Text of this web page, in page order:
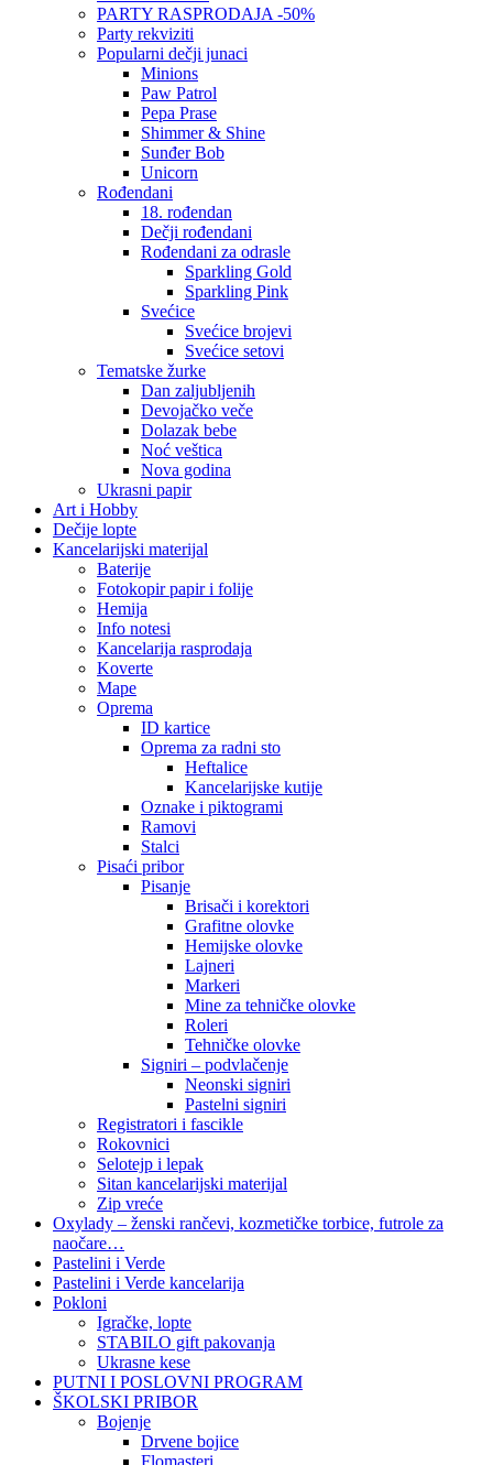
PARTY RASPRODAJA -50%
Party rekviziti
Popularni dečji junaci
Minions
Paw Patrol
Pepa Prase
Shimmer & Shine
Sunđer Bob
Unicorn
Rođendani
18. rođendan
Dečji rođendani
Rođendani za odrasle
Sparkling Gold
Sparkling Pink
Svećice
Svećice brojevi
Svećice setovi
Tematske žurke
Dan zaljubljenih
Devojačko veče
Dolazak bebe
Noć veštica
Nova godina
Ukrasni papir
Art i Hobby
Dečije lopte
Kancelarijski materijal
Baterije
Fotokopir papir i folije
Hemija
Info notesi
Kancelarija rasprodaja
Koverte
Mape
Oprema
ID kartice
Oprema za radni sto
Heftalice
Kancelarijske kutije
Oznake i piktogrami
Ramovi
Stalci
Pisaći pribor
Pisanje
Brisači i korektori
Grafitne olovke
Hemijske olovke
Lajneri
Markeri
Mine za tehničke olovke
Roleri
Tehničke olovke
Signiri – podvlačenje
Neonski signiri
Pastelni signiri
Registratori i fascikle
Rokovnici
Selotejp i lepak
Sitan kancelarijski materijal
Zip vreće
Oxylady – ženski rančevi, kozmetičke torbice, futrole za
naočare…
Pastelini i Verde
Pastelini i Verde kancelarija
Pokloni
Igračke, lopte
STABILO gift pakovanja
Ukrasne kese
PUTNI I POSLOVNI PROGRAM
ŠKOLSKI PRIBOR
Bojenje
Drvene bojice
Flomasteri